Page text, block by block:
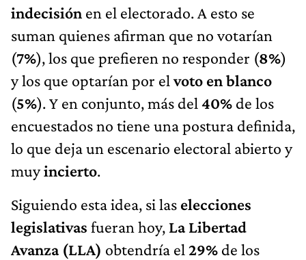
indecisión en el electorado. A esto se
suman quienes afirman que no votarían
(7%), los que prefieren no responder (8%)
y los que optarían por elvoto en blanco
(5%). Y en conjunto, más del 40% de los
encuestados no tiene una postura definida,
lo que deja un escenario electoral abierto y
muyincierto.
Siguiendo esta idea, si las elecciones
legislativas fueran hoy, La Libertad
Avanza (LLA) obtendría el 29% de los